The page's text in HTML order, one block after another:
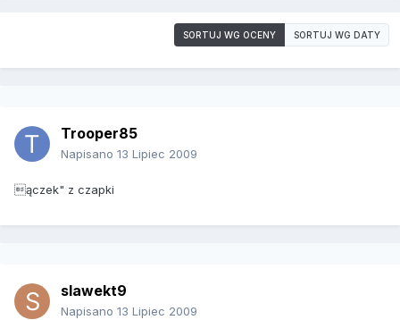
SORTUJ WG OCENY SORTUJ WG DATY
Trooper85
Napisano 13 Lipiec 2009
ączek" z czapki
slawekt9
Napisano 13 Lipiec 2009